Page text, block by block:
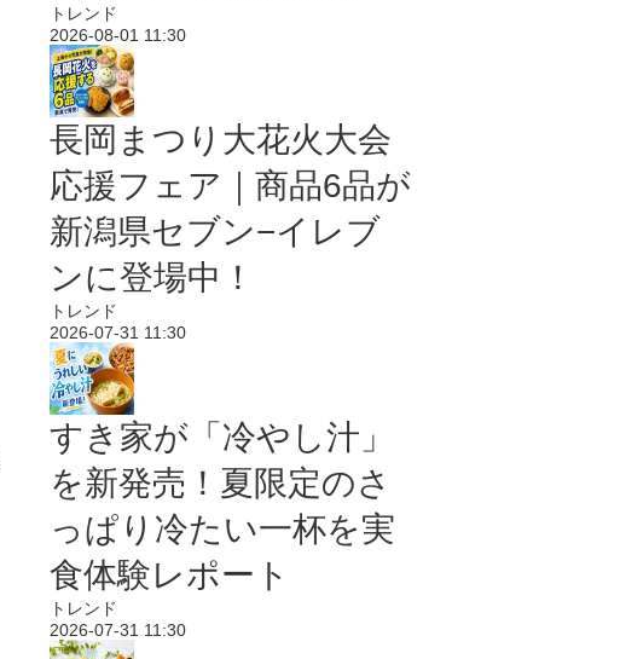
トレンド
2026-08-01 11:30
長岡まつり大花火大会
応援フェア｜商品6品が
新潟県セブン−イレブ
ンに登場中！
トレンド
2026-07-31 11:30
すき家が「冷やし汁」
を新発売！夏限定のさ
っぱり冷たい一杯を実
食体験レポート
トレンド
2026-07-31 11:30